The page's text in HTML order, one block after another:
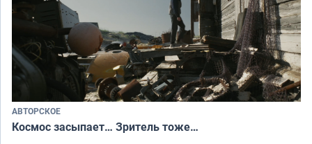
АВТОРСКОЕ
Космос засыпает… Зритель тоже…